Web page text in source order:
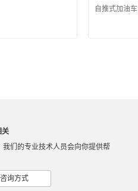
自推式加油车
关
们的专业技术人员会向你提供帮
询方式